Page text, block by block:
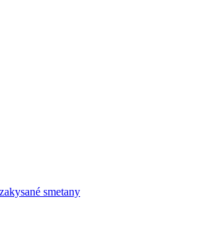
smetany